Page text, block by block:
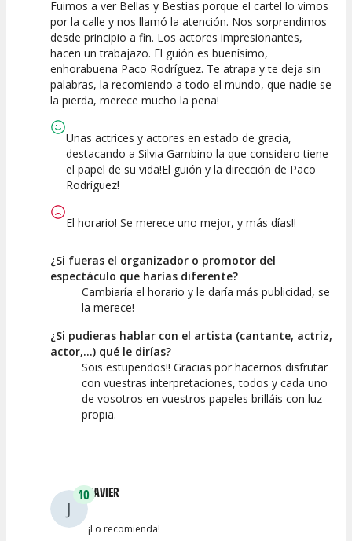
10
Calidad del
Espectáculo
10
Puesta en
Escena
10
Interpretación
artística
Fuimos a ver Bellas y Bestias porque el cartel lo vimos
por la calle y nos llamó la atención. Nos sorprendimos
desde principio a fin. Los actores impresionantes,
hacen un trabajazo. El guión es buenísimo,
enhorabuena Paco Rodríguez. Te atrapa y te deja sin
palabras, la recomiendo a todo el mundo, que nadie se
la pierda, merece mucho la pena!
Unas actrices y actores en estado de gracia,
destacando a Silvia Gambino la que considero tiene
el papel de su vida!El guión y la dirección de Paco
Rodríguez!
El horario! Se merece uno mejor, y más días!!
¿Si fueras el organizador o promotor del
espectáculo que harías diferente?
Cambiaría el horario y le daría más publicidad, se
la merece!
¿Si pudieras hablar con el artista (cantante, actriz,
actor,...) qué le dirías?
Sois estupendos!! Gracias por hacernos disfrutar
con vuestras interpretaciones, todos y cada uno
de vosotros en vuestros papeles brilláis con luz
propia.
J
10JAVIER
¡Lo recomienda!